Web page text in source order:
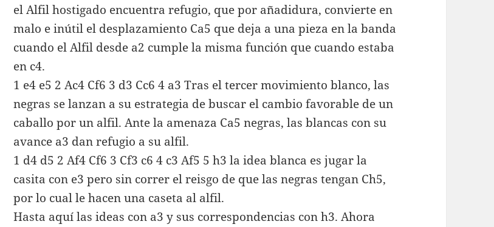
el Alfil hostigado encuentra refugio, que por añadidura, convierte en
malo e inútil el desplazamiento Ca5 que deja a una pieza en la banda
cuando el Alfil desde a2 cumple la misma función que cuando estaba
en c4.
1 e4 e5 2 Ac4 Cf6 3 d3 Cc6 4 a3 Tras el tercer movimiento blanco, las
negras se lanzan a su estrategia de buscar el cambio favorable de un
caballo por un alfil. Ante la amenaza Ca5 negras, las blancas con su
avance a3 dan refugio a su alfil.
1 d4 d5 2 Af4 Cf6 3 Cf3 c6 4 c3 Af5 5 h3 la idea blanca es jugar la
casita con e3 pero sin correr el reisgo de que las negras tengan Ch5,
por lo cual le hacen una caseta al alfil.
Hasta aquí las ideas con a3 y sus correspondencias con h3. Ahora